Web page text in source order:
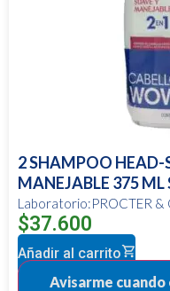
2 SHAMPOO HEAD-
MANEJABLE 375 ML
Laboratorio:PROCTER &
$37.600
Añadir al carrito